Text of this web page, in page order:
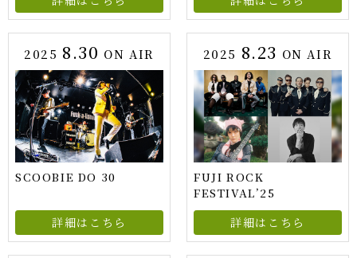
2025 8.30 ON AIR
SCOOBIE DO 30
詳細はこちら
2025 8.23 ON AIR
FUJI ROCK
FESTIVAL’25
詳細はこちら